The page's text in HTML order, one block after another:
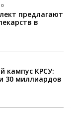
предлагают
в
кампус КРСУ:
30 миллиардов